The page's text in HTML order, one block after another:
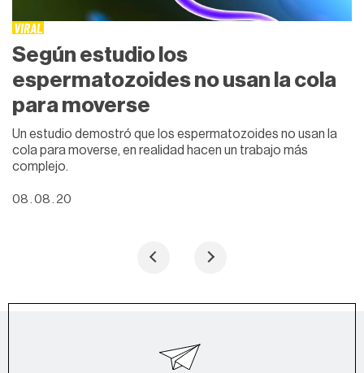
VIRAL
Según estudio los
espermatozoides no usan la cola
para moverse
Un estudio demostró que los espermatozoides no usan la
cola para moverse, en realidad hacen un trabajo más
complejo.
08 . 08 . 20